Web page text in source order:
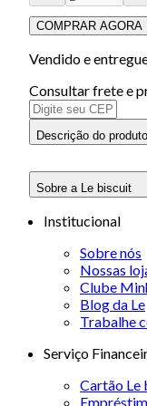
COMPRAR AGORA
Vendido e
Consultar frete e
Descrição do produto
Sobre a Le biscuit
Institucional
Sobre nós
Nossas
Clube
Blog da Le
Trabalhe
Serviço
Cartão Le